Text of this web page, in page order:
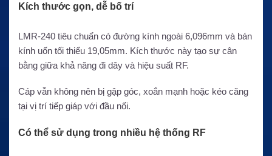
Kích thước gọn, dễ bố trí
LMR-240 tiêu chuẩn có đường kính ngoài 6,096mm và bán
kính uốn tối thiểu 19,05mm. Kích thước này tạo sự cân
bằng giữa khả năng đi dây và hiệu suất RF.
Cáp vẫn không nên bị gập góc, xoắn mạnh hoặc kéo căng
tại vị trí tiếp giáp với đầu nối.
Có thể sử dụng trong nhiều hệ thống RF